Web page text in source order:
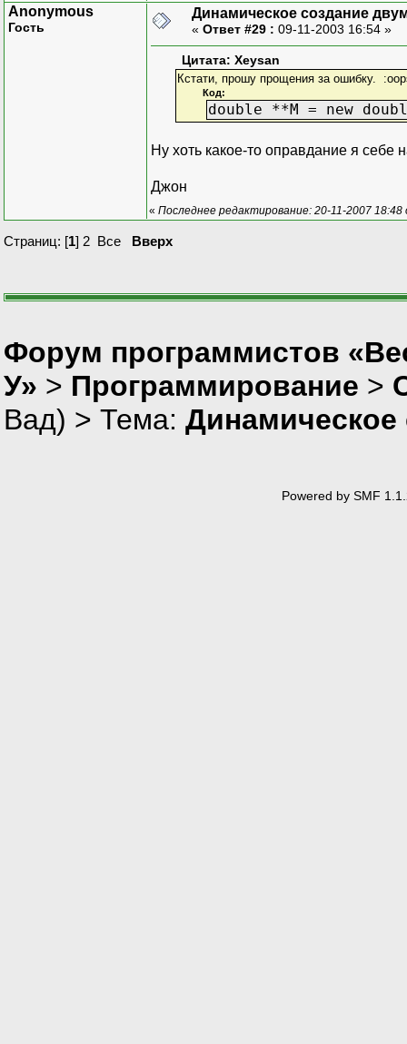
Anonymous
Гость
Динамическое создание
« Ответ #29 : 09-11-2003 16:54 »
Цитата: Xeysan
Кстати, прошу прощения за ошибку.
Код:
double **M = new
Ну хоть какое-то оправдание я себе
Джон
« Последнее редактирование: 20-11-2007 18:48
Страниц: [1] 2 Все Вверх
Форум программистов
У» > Программирование >
Вад) > Тема: Динамическое
Powered by SMF